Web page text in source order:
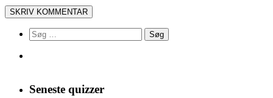
Søg
efter:
Seneste quizzer